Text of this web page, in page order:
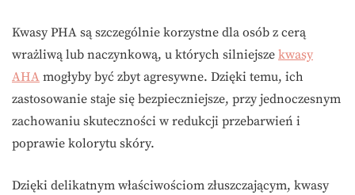
Kwasy PHA są szczególnie korzystne dla osób z cerą
wrażliwą lub naczynkową, u których silniejsze kwasy
AHA mogłyby być zbyt agresywne. Dzięki temu, ich
zastosowanie staje się bezpieczniejsze, przy jednoczesnym
zachowaniu skuteczności w redukcji przebarwień i
poprawie kolorytu skóry.
Dzięki delikatnym właściwościom złuszczającym, kwasy